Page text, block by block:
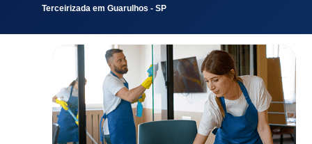
Terceirizada em Guarulhos - SP